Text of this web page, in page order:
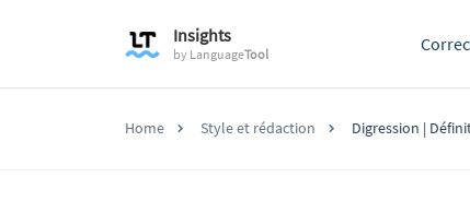
Insights
by LanguageTool
Home Style et rédaction Digression |